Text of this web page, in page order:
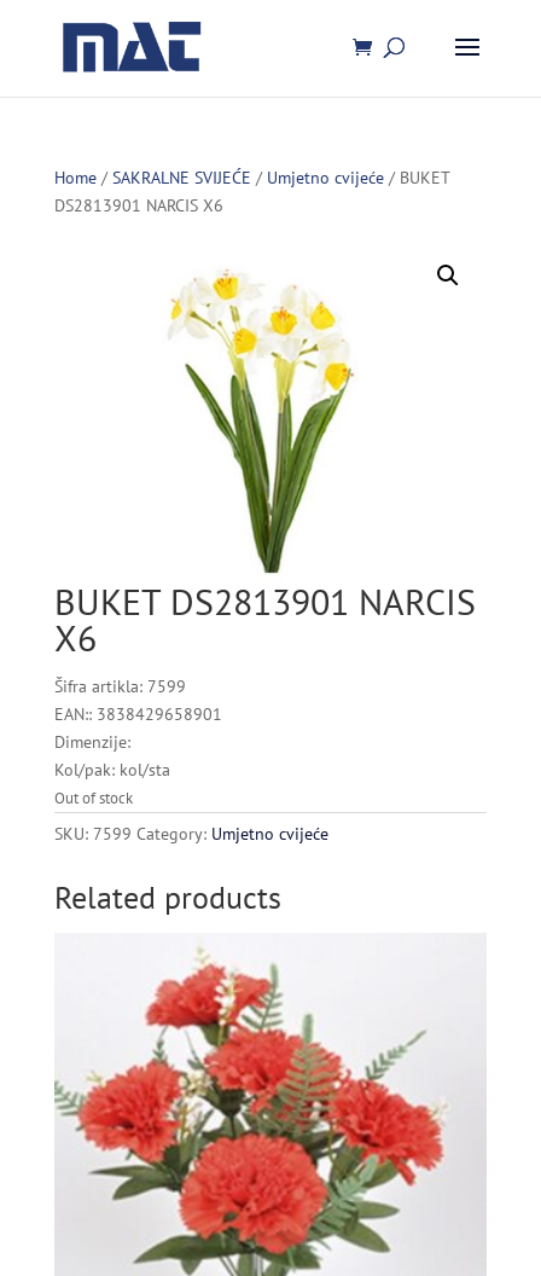
Home/SAKRALNE SVIJEĆE / Umjetno cvijeće/ BUKET
DS2813901 NARCIS X6
BUKET DS2813901 NARCIS
X6
Šifra artikla: 7599
EAN:: 3838429658901
Dimenzije:
Kol/pak: kol/sta
Out of stock
SKU: 7599 Category: Umjetno cvijeće
Related products